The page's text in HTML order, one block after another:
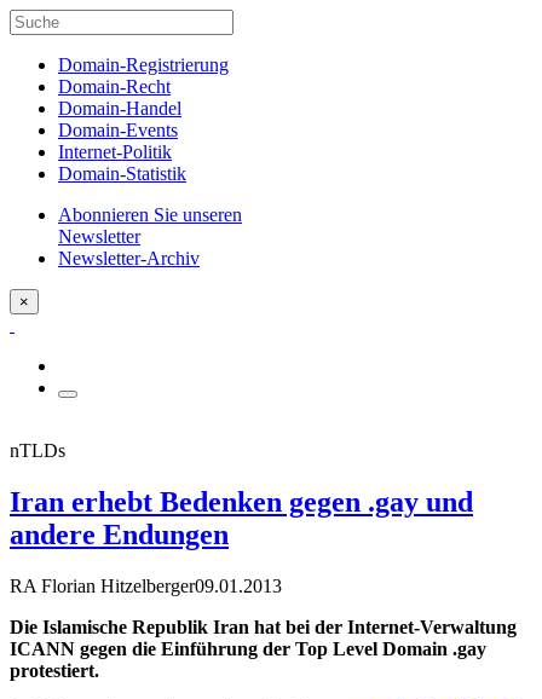
Domain-Registrierung
Domain-Recht
Domain-Handel
Domain-Events
Internet-Politik
Domain-Statistik
Abonnieren Sie unseren
Newsletter
Newsletter-Archiv
×
nTLDs
Iran erhebt Bedenken gegen .gay und
andere Endungen
RA Florian Hitzelberger09.01.2013
Die Islamische Republik Iran hat bei der Internet-Verwaltung
ICANN gegen die Einführung der Top Level Domain .gay
protestiert.